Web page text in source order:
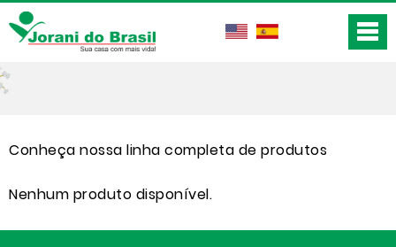
Conheça nossa linha completa de produtos
Nenhum produto disponível.